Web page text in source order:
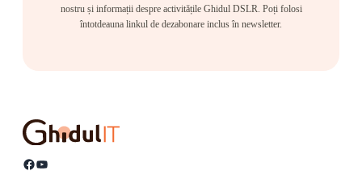
nostru și informații despre activitățile Ghidul DSLR. Poți folosi
întotdeauna linkul de dezabonare inclus în newsletter.
Facebook YouTube